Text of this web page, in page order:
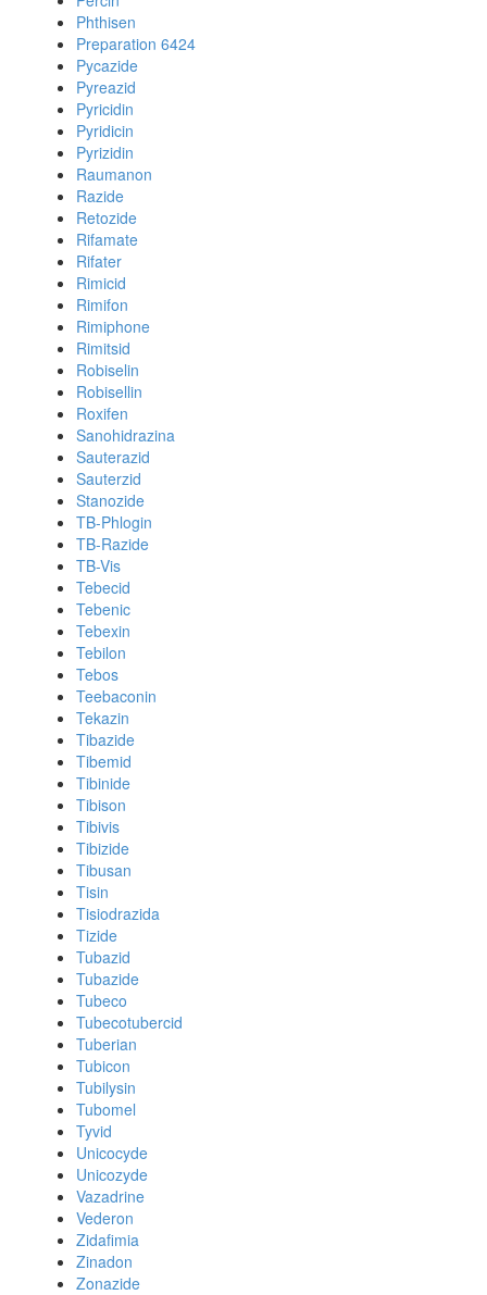
Phthisen
Preparation 6424
Pycazide
Pyreazid
Pyricidin
Pyridicin
Pyrizidin
Raumanon
Razide
Retozide
Rifamate
Rifater
Rimicid
Rimifon
Rimiphone
Rimitsid
Robiselin
Robisellin
Roxifen
Sanohidrazina
Sauterazid
Sauterzid
Stanozide
TB-Phlogin
TB-Razide
TB-Vis
Tebecid
Tebenic
Tebexin
Tebilon
Tebos
Teebaconin
Tekazin
Tibazide
Tibemid
Tibinide
Tibison
Tibivis
Tibizide
Tibusan
Tisin
Tisiodrazida
Tizide
Tubazid
Tubazide
Tubeco
Tubecotubercid
Tuberian
Tubicon
Tubilysin
Tubomel
Tyvid
Unicocyde
Unicozyde
Vazadrine
Vederon
Zidafimia
Zinadon
Zonazide